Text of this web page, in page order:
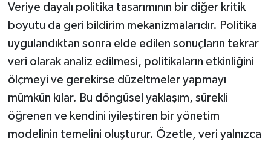
Veriye dayalı politika tasarımının bir diğer kritik
boyutu da geri bildirim mekanizmalarıdır. Politika
uygulandıktan sonra elde edilen sonuçların tekrar
veri olarak analiz edilmesi, politikaların etkinliğini
ölçmeyi ve gerekirse düzeltmeler yapmayı
mümkün kılar. Bu döngüsel yaklaşım, sürekli
öğrenen ve kendini iyileştiren bir yönetim
modelinin temelini oluşturur. Özetle, veri yalnızca